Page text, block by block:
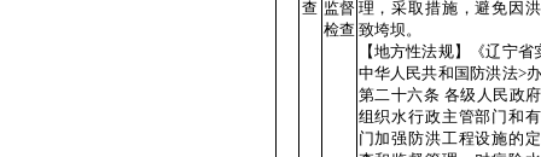
查 监督
检查
理，采取措施，避免因
致垮坝。
【地方性法规】《辽宁省
中华人民共和国防洪法>
第二十六条 各级人民政
组织水行政主管部门和
门加强防洪工程设施的